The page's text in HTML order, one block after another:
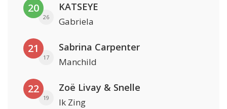
20
26
KATSEYE
Gabriela
21
17
Sabrina Carpenter
Manchild
22
19
Zoë Livay & Snelle
Ik Zing